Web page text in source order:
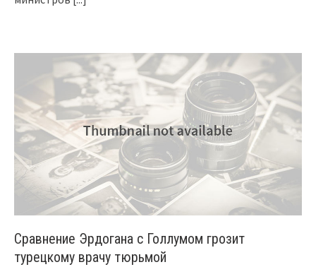
Сравнение Эрдогана с Голлумом грозит
турецкому врачу тюрьмой